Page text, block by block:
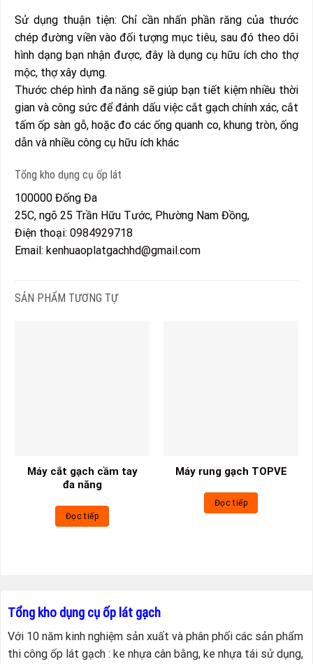
Sử dụng thuận tiện: Chỉ cần nhấn phần răng của thước
chép đường viền vào đối tượng mục tiêu, sau đó theo dõi
hình dạng bạn nhận được, đây là dụng cụ hữu ích cho thợ
mộc, thợ xây dựng.
Thước chép hình đa năng sẽ giúp bạn tiết kiệm nhiều thời
gian và công sức để đánh dấu việc cắt gạch chính xác, cắt
tấm ốp sàn gỗ, hoặc đo các ống quanh co, khung tròn, ống
dẫn và nhiều công cụ hữu ích khác
Tổng kho dụng cụ ốp lát
100000 Đống Đa
25C, ngõ 25 Trần Hữu Tước, Phường Nam Đồng,
Điện thoại: 0984929718
Email: kenhuaoplatgachhd@gmail.com
SẢN PHẨM TƯƠNG TỰ
Máy cắt gạch cầm tay
đa năng
Đọc tiếp
Máy rung gạch TOPVE
Đọc tiếp
Tổng kho dụng cụ ốp lát gạch
Với 10 năm kinh nghiệm sản xuất và phân phối các sản phẩm
thi công ốp lát gạch : ke nhựa cân bằng, ke nhựa tái sử dụng,